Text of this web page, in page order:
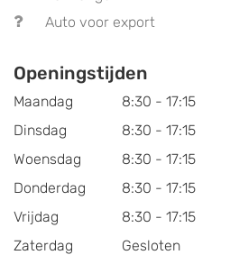
Auto voor export
Openingstijden
Maandag
8:30 - 17:15
Dinsdag
8:30 - 17:15
Woensdag
8:30 - 17:15
Donderdag
8:30 - 17:15
Vrijdag
8:30 - 17:15
Zaterdag
Gesloten